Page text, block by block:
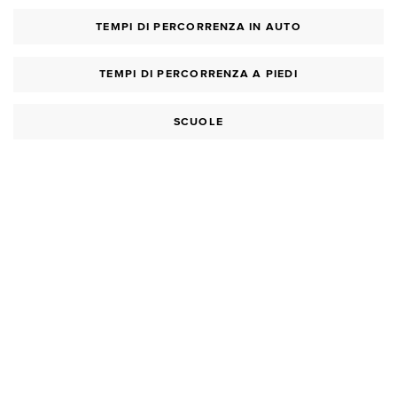
TEMPI DI PERCORRENZA IN AUTO
TEMPI DI PERCORRENZA A PIEDI
SCUOLE